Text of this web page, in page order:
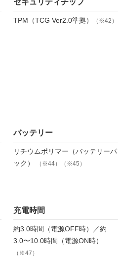
TPM（TCG Ver2.0準拠） （※42）
バッテリー
リチウムポリマー（バッテリーパ
ック）
（※44）（※45）
充電時間
約3.0時間（電源OFF時）／約
3.0〜10.0時間（電源ON時）
（※47）